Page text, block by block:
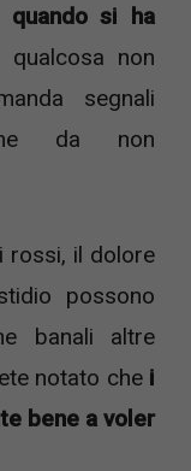
quando si ha
qualcosa non
segnali
da non
rossi, il dolore
possono
banali altre
notato che i
bene a voler